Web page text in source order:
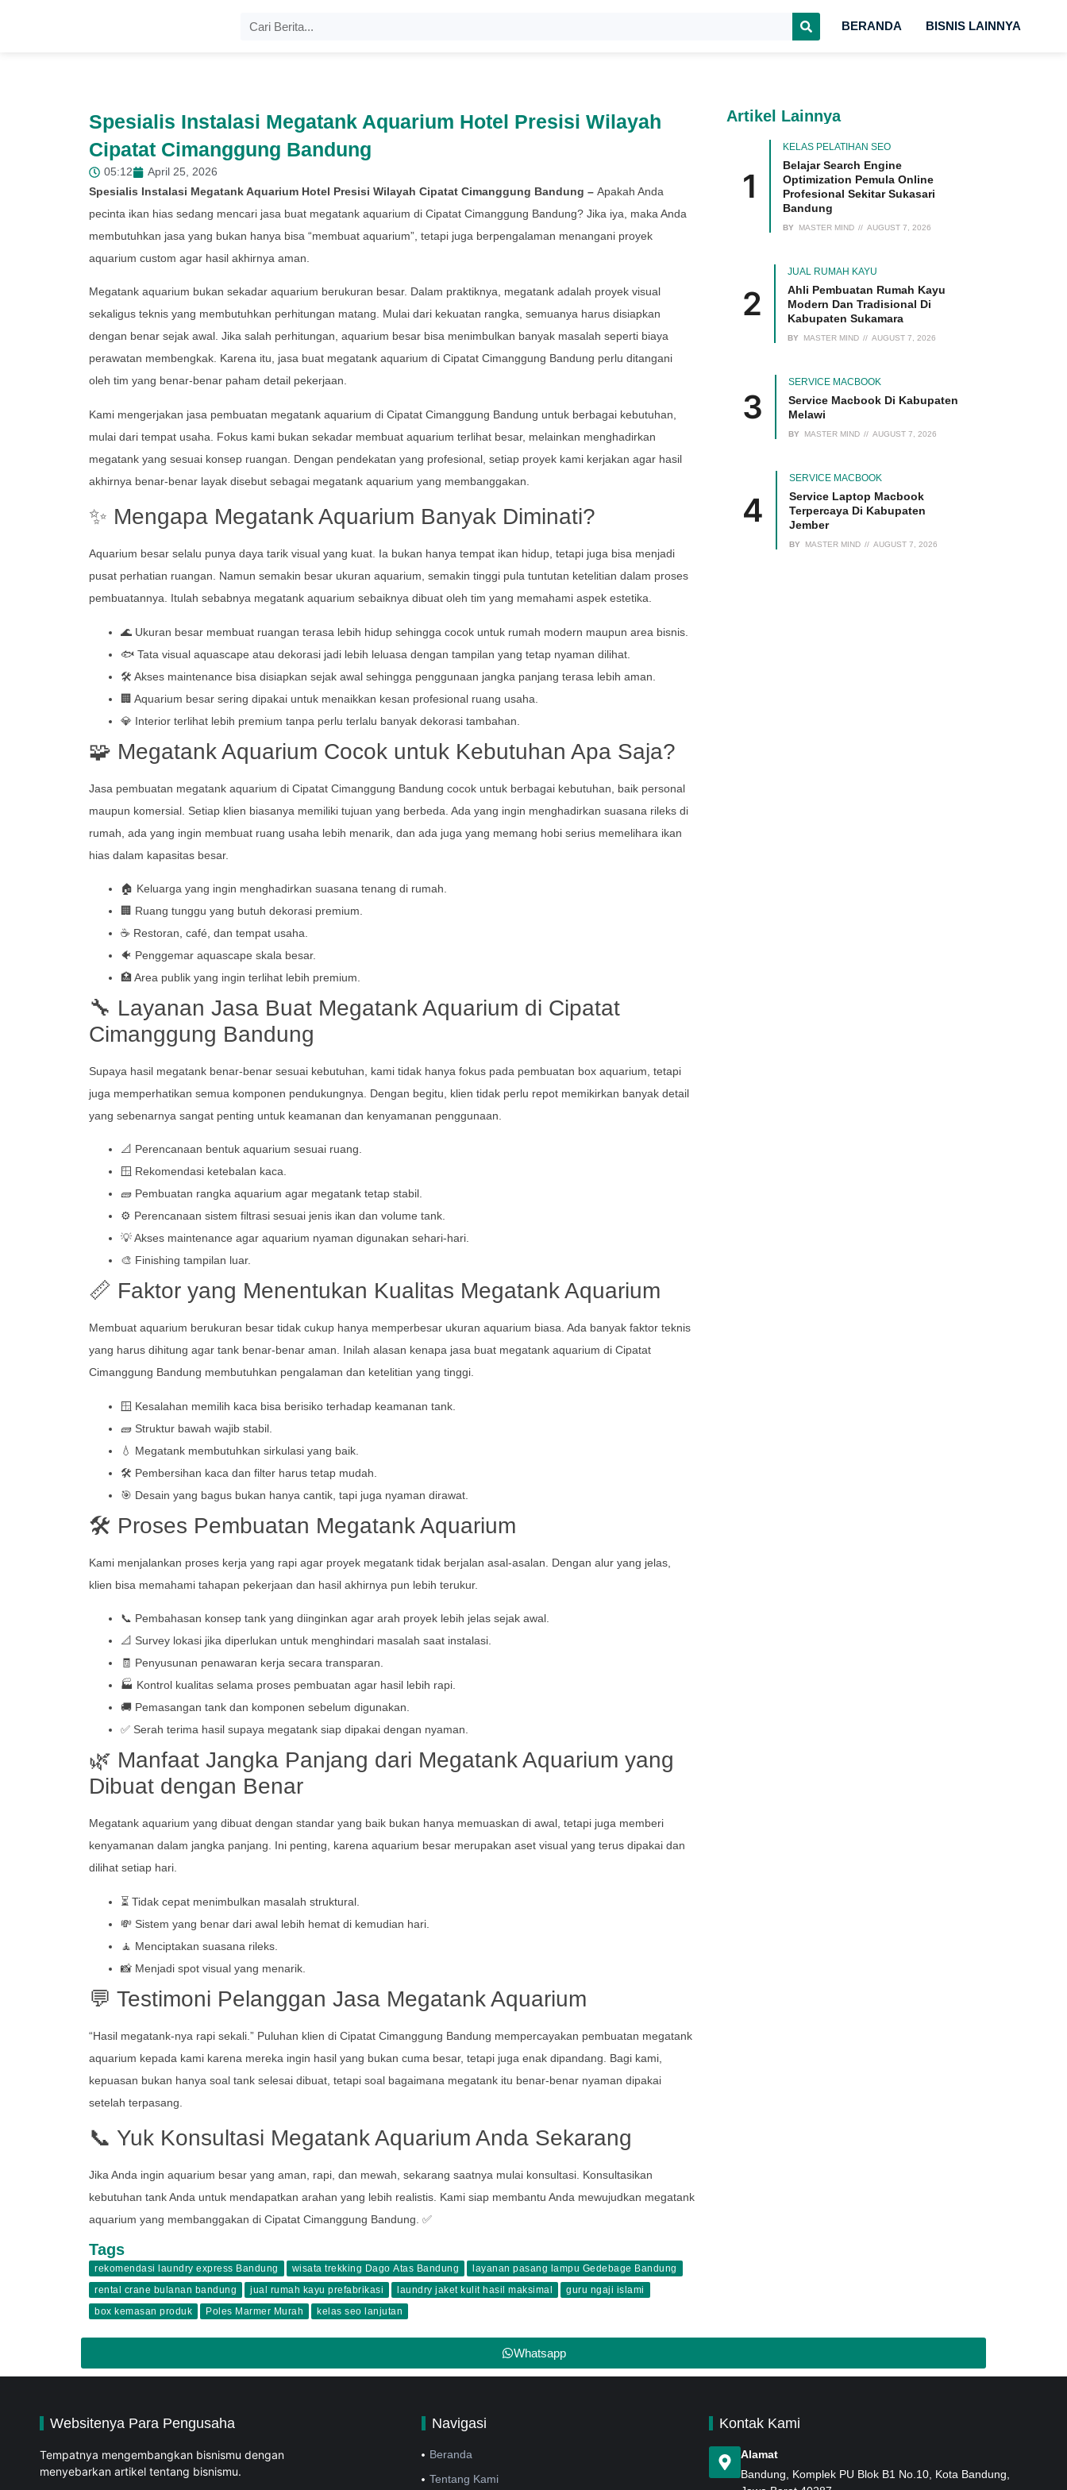
BERANDA BISNIS LAINNYA
Spesialis Instalasi Megatank Aquarium Hotel Presisi Wilayah
Cipatat Cimanggung Bandung
05:12
April 25, 2026
Spesialis Instalasi Megatank Aquarium Hotel Presisi Wilayah Cipatat Cimanggung Bandung – Apakah Anda
pecinta ikan hias sedang mencari jasa buat megatank aquarium di Cipatat Cimanggung Bandung? Jika iya, maka Anda
membutuhkan jasa yang bukan hanya bisa “membuat aquarium”, tetapi juga berpengalaman menangani proyek
aquarium custom agar hasil akhirnya aman.
Megatank aquarium bukan sekadar aquarium berukuran besar. Dalam praktiknya, megatank adalah proyek visual
sekaligus teknis yang membutuhkan perhitungan matang. Mulai dari kekuatan rangka, semuanya harus disiapkan
dengan benar sejak awal. Jika salah perhitungan, aquarium besar bisa menimbulkan banyak masalah seperti biaya
perawatan membengkak. Karena itu, jasa buat megatank aquarium di Cipatat Cimanggung Bandung perlu ditangani
oleh tim yang benar-benar paham detail pekerjaan.
Kami mengerjakan jasa pembuatan megatank aquarium di Cipatat Cimanggung Bandung untuk berbagai kebutuhan,
mulai dari tempat usaha. Fokus kami bukan sekadar membuat aquarium terlihat besar, melainkan menghadirkan
megatank yang sesuai konsep ruangan. Dengan pendekatan yang profesional, setiap proyek kami kerjakan agar hasil
akhirnya benar-benar layak disebut sebagai megatank aquarium yang membanggakan.
✨ Mengapa Megatank Aquarium Banyak Diminati?
Aquarium besar selalu punya daya tarik visual yang kuat. Ia bukan hanya tempat ikan hidup, tetapi juga bisa menjadi
pusat perhatian ruangan. Namun semakin besar ukuran aquarium, semakin tinggi pula tuntutan ketelitian dalam proses
pembuatannya. Itulah sebabnya megatank aquarium sebaiknya dibuat oleh tim yang memahami aspek estetika.
🌊 Ukuran besar membuat ruangan terasa lebih hidup sehingga cocok untuk rumah modern maupun area bisnis.
🐟 Tata visual aquascape atau dekorasi jadi lebih leluasa dengan tampilan yang tetap nyaman dilihat.
🛠️ Akses maintenance bisa disiapkan sejak awal sehingga penggunaan jangka panjang terasa lebih aman.
🏢 Aquarium besar sering dipakai untuk menaikkan kesan profesional ruang usaha.
💎 Interior terlihat lebih premium tanpa perlu terlalu banyak dekorasi tambahan.
🧩 Megatank Aquarium Cocok untuk Kebutuhan Apa Saja?
Jasa pembuatan megatank aquarium di Cipatat Cimanggung Bandung cocok untuk berbagai kebutuhan, baik personal
maupun komersial. Setiap klien biasanya memiliki tujuan yang berbeda. Ada yang ingin menghadirkan suasana rileks di
rumah, ada yang ingin membuat ruang usaha lebih menarik, dan ada juga yang memang hobi serius memelihara ikan
hias dalam kapasitas besar.
🏠 Keluarga yang ingin menghadirkan suasana tenang di rumah.
🏢 Ruang tunggu yang butuh dekorasi premium.
☕ Restoran, café, dan tempat usaha.
🐠 Penggemar aquascape skala besar.
🏥 Area publik yang ingin terlihat lebih premium.
🔧 Layanan Jasa Buat Megatank Aquarium di Cipatat
Cimanggung Bandung
Supaya hasil megatank benar-benar sesuai kebutuhan, kami tidak hanya fokus pada pembuatan box aquarium, tetapi
juga memperhatikan semua komponen pendukungnya. Dengan begitu, klien tidak perlu repot memikirkan banyak detail
yang sebenarnya sangat penting untuk keamanan dan kenyamanan penggunaan.
📐 Perencanaan bentuk aquarium sesuai ruang.
🪟 Rekomendasi ketebalan kaca.
🧱 Pembuatan rangka aquarium agar megatank tetap stabil.
⚙️ Perencanaan sistem filtrasi sesuai jenis ikan dan volume tank.
💡 Akses maintenance agar aquarium nyaman digunakan sehari-hari.
🎨 Finishing tampilan luar.
📏 Faktor yang Menentukan Kualitas Megatank Aquarium
Membuat aquarium berukuran besar tidak cukup hanya memperbesar ukuran aquarium biasa. Ada banyak faktor teknis
yang harus dihitung agar tank benar-benar aman. Inilah alasan kenapa jasa buat megatank aquarium di Cipatat
Cimanggung Bandung membutuhkan pengalaman dan ketelitian yang tinggi.
🪟 Kesalahan memilih kaca bisa berisiko terhadap keamanan tank.
🧱 Struktur bawah wajib stabil.
💧 Megatank membutuhkan sirkulasi yang baik.
🛠️ Pembersihan kaca dan filter harus tetap mudah.
🎯 Desain yang bagus bukan hanya cantik, tapi juga nyaman dirawat.
🛠️ Proses Pembuatan Megatank Aquarium
Kami menjalankan proses kerja yang rapi agar proyek megatank tidak berjalan asal-asalan. Dengan alur yang jelas,
klien bisa memahami tahapan pekerjaan dan hasil akhirnya pun lebih terukur.
📞 Pembahasan konsep tank yang diinginkan agar arah proyek lebih jelas sejak awal.
📐 Survey lokasi jika diperlukan untuk menghindari masalah saat instalasi.
🧾 Penyusunan penawaran kerja secara transparan.
🏭 Kontrol kualitas selama proses pembuatan agar hasil lebih rapi.
🚚 Pemasangan tank dan komponen sebelum digunakan.
✅ Serah terima hasil supaya megatank siap dipakai dengan nyaman.
🌿 Manfaat Jangka Panjang dari Megatank Aquarium yang
Dibuat dengan Benar
Megatank aquarium yang dibuat dengan standar yang baik bukan hanya memuaskan di awal, tetapi juga memberi
kenyamanan dalam jangka panjang. Ini penting, karena aquarium besar merupakan aset visual yang terus dipakai dan
dilihat setiap hari.
⏳ Tidak cepat menimbulkan masalah struktural.
💸 Sistem yang benar dari awal lebih hemat di kemudian hari.
🧘 Menciptakan suasana rileks.
📸 Menjadi spot visual yang menarik.
💬 Testimoni Pelanggan Jasa Megatank Aquarium
“Hasil megatank-nya rapi sekali.” Puluhan klien di Cipatat Cimanggung Bandung mempercayakan pembuatan megatank
aquarium kepada kami karena mereka ingin hasil yang bukan cuma besar, tetapi juga enak dipandang. Bagi kami,
kepuasan bukan hanya soal tank selesai dibuat, tetapi soal bagaimana megatank itu benar-benar nyaman dipakai
setelah terpasang.
📞 Yuk Konsultasi Megatank Aquarium Anda Sekarang
Jika Anda ingin aquarium besar yang aman, rapi, dan mewah, sekarang saatnya mulai konsultasi. Konsultasikan
kebutuhan tank Anda untuk mendapatkan arahan yang lebih realistis. Kami siap membantu Anda mewujudkan megatank
aquarium yang membanggakan di Cipatat Cimanggung Bandung. ✅
Tags
rekomendasi laundry express Bandung wisata trekking Dago Atas Bandung
layanan pasang lampu Gedebage Bandung
rental crane bulanan bandung
jual rumah kayu prefabrikasi laundry jaket kulit hasil maksimal
guru ngaji islami
box kemasan produk
Poles Marmer Murah kelas seo lanjutan
Artikel Lainnya
KELAS PELATIHAN SEO
Belajar Search Engine
Optimization Pemula Online
Profesional Sekitar Sukasari
Bandung
BY MASTER MIND AUGUST 7, 2026
JUAL RUMAH KAYU
Ahli Pembuatan Rumah Kayu
Modern Dan Tradisional Di
Kabupaten Sukamara
BY MASTER MIND AUGUST 7, 2026
SERVICE MACBOOK
Service Macbook Di Kabupaten
Melawi
BY MASTER MIND AUGUST 7, 2026
SERVICE MACBOOK
Service Laptop Macbook
Terpercaya Di Kabupaten
Jember
BY MASTER MIND AUGUST 7, 2026
Whatsapp
Websitenya Para Pengusaha
Tempatnya mengembangkan bisnismu dengan
menyebarkan artikel tentang bisnismu.
Navigasi
Beranda
Tentang Kami
Kontak Kami
Alamat
Bandung, Komplek PU Blok B1 No.10, Kota Bandung,